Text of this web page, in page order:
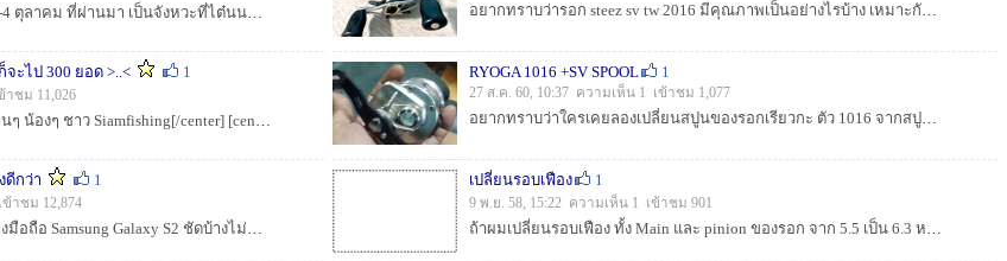
[center]ทริปนี้เกิดขึ้นเมื่อ วันที่ 3-4 ตุลาคม ที่ผ่านมา เป็นจังหวะที่ไต๋นนท์พอมีวันว่าง หลังจากได้ตกลงกันไว้เมื่อทริปก่อน[/center] [center]น้ำดี ล...
ะไป 300 ยอด >..< 1
าชม 11,026
[center]:prost:สวัสดีครับ พี่ๆ เพื่อนๆ น้องๆ ชาว Siamfishing[/center] [center]หลังจากอยู่ในบ้านหลังนี้มาหลายปี ออกตกปลามานับครั้งไม่ถ้วน แต่ไม่เค...
ดีกว่า 1
ข้าชม 12,874
รูปทั้งหมดนี่ถูกถ่ายจากกล้องของมือถือ Samsung Galaxy S2 ชัดบ้างไม่ชัดบ้าง ทนๆดูกันหน่อยนะครับ วันแรกที่รับตัวมา...
อยากทราบว่ารอก steez sv tw 2016 มีคุณภาพเป็นอย่างไรบ้าง เหมาะกับการใช้งานแนวใหน อะไหล่ภายในแต่ละส่วนสามสรถใช้ร่วมกันรอกรุ่นใหนได้บ้างครับ...
RYOGA 1016 +SV SPOOL 1
27 ส.ค. 60, 10:37 ความเห็น 1 เข้าชม 1,077
อยากทราบว่าใครเคยลองเปลี่ยนสปูนของรอกเรียวกะ ตัว 1016 จากสปูนเดิมมาไส่สปูน SV บ้างครับ ผลที่ได้เป็นอย่างไร ระยะการตีเทียบกับสปูนเดิม เป็นอย่างไรบ้าง ...
เปลี่ยนรอบเฟือง 1
9 พ.ย. 58, 15:22 ความเห็น 1 เข้าชม 901
ถ้าผมเปลี่ยนรอบเฟือง ทั้ง Main และ pinion ของรอก จาก 5.5 เป็น 6.3 หรือ 7.3 เราจำเป็นจะต้องเปลี่ยนเฟืองสับปะรดตัวเกลี่ยสายด้วยหรือเปล่าครับ หรือถ้าไม่เ...